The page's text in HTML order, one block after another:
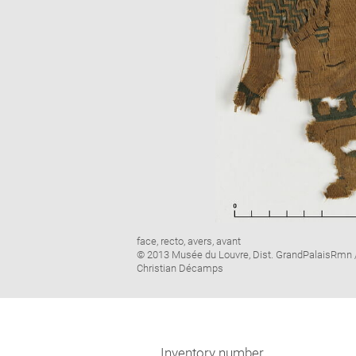
Image
caption:
face, recto, avers, avant
© 2013 Musée du Louvre, Dist. GrandPalaisRmn
Christian Décamps